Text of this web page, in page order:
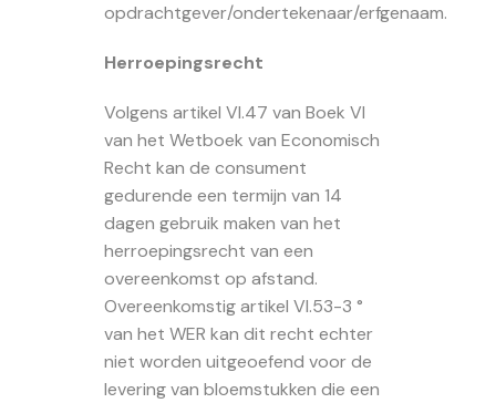
opdrachtgever/ondertekenaar/erfgenaam.
Herroepingsrecht
Volgens artikel VI.47 van Boek VI
van het Wetboek van Economisch
Recht kan de consument
gedurende een termijn van 14
dagen gebruik maken van het
herroepingsrecht van een
overeenkomst op afstand.
Overeenkomstig artikel VI.53-3 °
van het WER kan dit recht echter
niet worden uitgeoefend voor de
levering van bloemstukken die een